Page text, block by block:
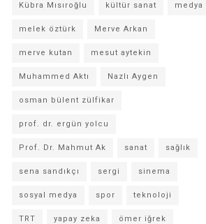
Kübra Mısıroğlu kültür sanat medya
melek öztürk Merve Arkan
merve kutan mesut aytekin
Muhammed Aktı Nazlı Aygen
osman bülent zülfikar
prof. dr. ergün yolcu
Prof. Dr. Mahmut Ak sanat sağlık
sena sandıkçı sergi sinema
sosyal medya spor teknoloji
TRT yapay zeka ömer iğrek